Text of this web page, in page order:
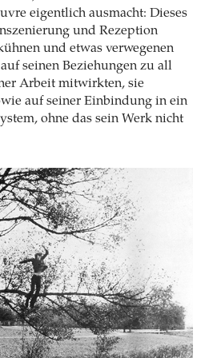
eigentlich ausmacht: Dieses
und Rezeption
und etwas verwegenen
seinen Beziehungen zu all
Arbeit mitwirkten, sie
auf seiner Einbindung in ein
ohne das sein Werk nicht